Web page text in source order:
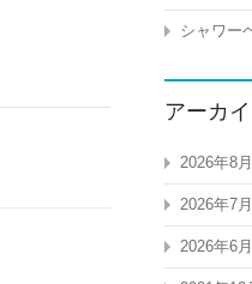
シャワー
アーカ
2026年8月
2026年7月
2026年6月